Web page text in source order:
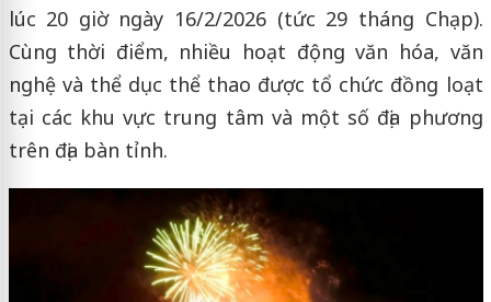
lúc 20 giờ ngày 16/2/2026 (tức 29 tháng Chạp).
Cùng thời điểm, nhiều hoạt động văn hóa, văn
nghệ và thể dục thể thao được tổ chức đồng loạt
tại các khu vực trung tâm và một số địa phương
trên địa bàn tỉnh.